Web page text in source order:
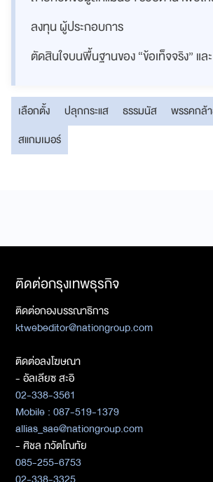
ลงทุน ผู้ประกอบการ
ตัดสินใจบนพื้นฐานของ “ข้อเท็จจริง” แล
เลือกตั้ง ปลุกกระแส ธรรมนัส พรรคกล้
สแกมเมอร์
ติดต่อกรุงเทพธุรกิจ
ติดต่อกองบรรณาธิการ
ktwebeditor@nationgroup.com
ติดต่อลงโฆษณา
- อัลเลียซ สะอิ
02-338-3561
Mobile : 087-519-1379
allias_sae@nationgroup.com
- ศิชล ภวัตโณทัย
085-255-6753